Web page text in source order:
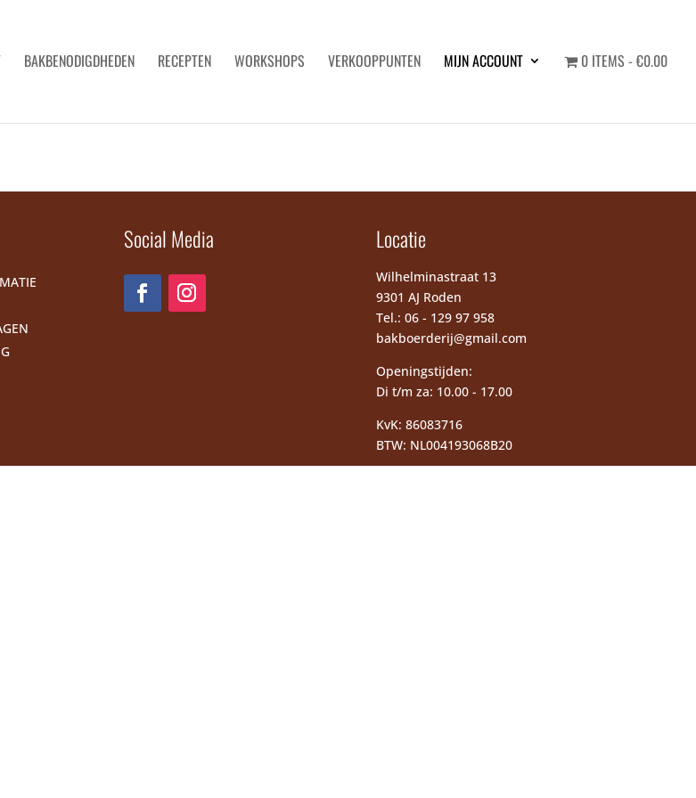
BAKBENODIGDHEDEN RECEPTEN WORKSHOPS VERKOOPPUNTEN MIJN ACCOUNT 0 ITEMS €0.00
Social Media Locatie
Wilhelminastraat 13
9301 AJ Roden
Tel.:06 - 129 97 958
bakboerderij@gmail.com
Openingstijden:
Di t/m za: 10.00 - 17.00
KvK: 86083716
BTW: NL004193068B20